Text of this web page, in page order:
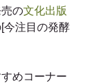
の文化出版
[今注目の発酵
めコーナー